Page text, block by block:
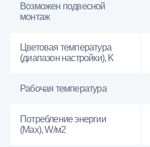
Возможен подвесной
монтаж
Цветовая температура
(диапазон настройки), K
Рабочая температура
Потребление энергии
(Max), W/м2